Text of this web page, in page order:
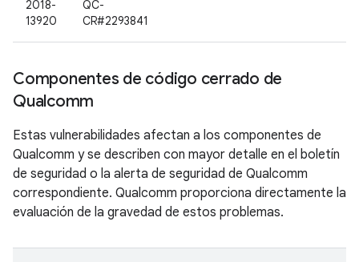
2018-
13920
QC-
CR#2293841
Componentes de código cerrado de
Qualcomm
Estas vulnerabilidades afectan a los componentes de
Qualcomm y se describen con mayor detalle en el boletín
de seguridad o la alerta de seguridad de Qualcomm
correspondiente. Qualcomm proporciona directamente la
evaluación de la gravedad de estos problemas.